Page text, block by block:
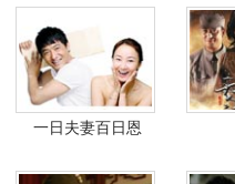
一日夫妻百日恩